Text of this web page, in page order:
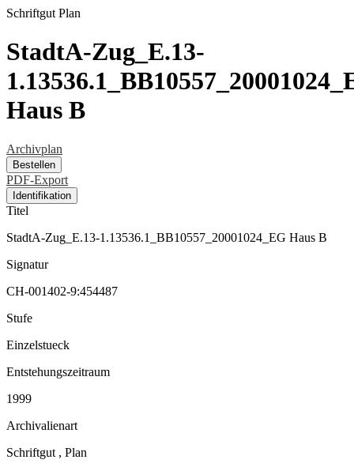
Schriftgut Plan
StadtA-Zug_E.13-
Haus B
Archivplan
Bestellen
PDF-Export
Identifikation
Titel
StadtA-Zug_E.13-1.13536.1_BB10557_20001024_EG Haus B
Signatur
CH-001402-9:454487
Stufe
Einzelstueck
Entstehungszeitraum
1999
Archivalienart
Schriftgut , Plan